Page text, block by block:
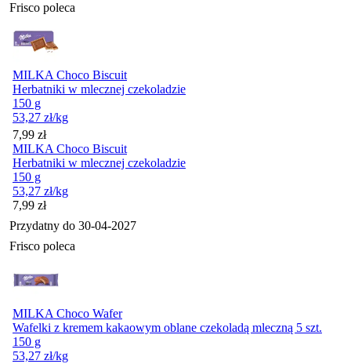
Frisco poleca
MILKA Choco Biscuit
Herbatniki w mlecznej czekoladzie
150 g
53,27 zł/kg
Cena
7,99 zł
MILKA Choco Biscuit
Herbatniki w mlecznej czekoladzie
150 g
53,27 zł/kg
Cena
7,99 zł
Przydatny do 30-04-2027
Frisco poleca
MILKA Choco Wafer
Wafelki z kremem kakaowym oblane czekoladą mleczną 5 szt.
150 g
53,27 zł/kg